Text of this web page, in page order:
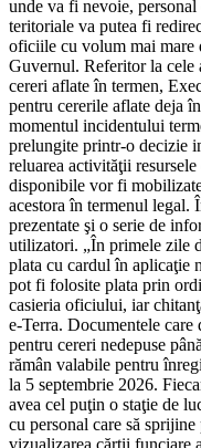
unde va fi nevoie,
teritoriale va putea fi
oficiile cu volum mai mare
Guvernul. Referitor la cele
cereri aflate în termen,
pentru cererile aflate deja
momentul incidentului
prelungite printr-o decizie
reluarea activităţii resursele
disponibile vor fi
acestora în termenul legal.
prezentate şi o serie de
utilizatori. „În primele zile
plata cu cardul în aplicaţie
pot fi folosite plata prin
casieria oficiului, iar
e-Terra. Documentele care
pentru cereri nedepuse
rămân valabile pentru
la 5 septembrie 2026.
avea cel puţin o staţie de
cu personal care să
vizualizarea cărţii funciare